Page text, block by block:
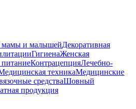
мамы и малышейДекоративная
ГигиенаЖенская
КонтрацепцияЛечебно-
техникаМедицинские
средстваШовный
продукция